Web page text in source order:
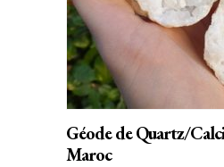
Géode de Quartz/
Maroc